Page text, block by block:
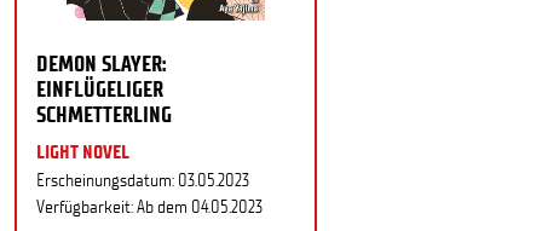
DEMON SLAYER:
EINFLÜGELIGER
SCHMETTERLING
LIGHT NOVEL
Erscheinungsdatum: 03.05.2023
Verfügbarkeit: Ab dem 04.05.2023